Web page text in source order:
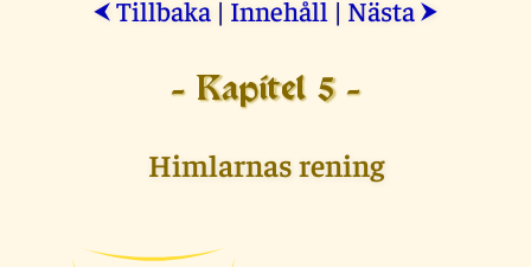
⮜ Tillbaka | Innehåll | Nästa ⮞
- Kapitel 5 -
Himlarnas rening